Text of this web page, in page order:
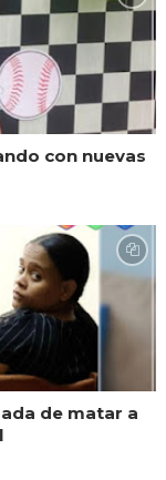
con nuevas
de matar a